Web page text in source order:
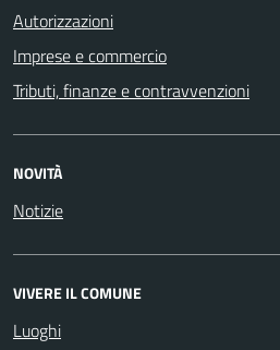
Autorizzazioni
Imprese e commercio
Tributi, finanze e contravvenzioni
NOVITÀ
Notizie
VIVERE IL COMUNE
Luoghi